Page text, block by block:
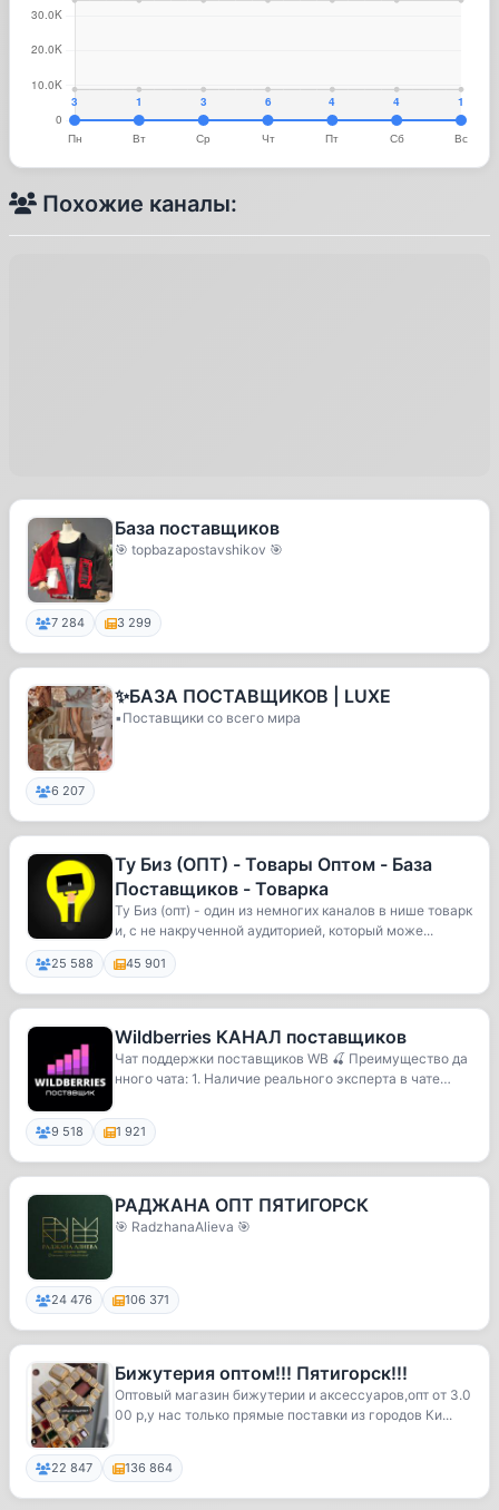
Похожие каналы:
База поставщиков
🎯 topbazapostavshikov 🎯
7 284 3 299
✨БАЗА ПОСТАВЩИКОВ | LUXE
▪️Поставщики со всего мира
6 207
Ту Биз (ОПТ) - Товары Оптом - База
Поставщиков - Товарка
Ту Биз (опт) - один из немногих каналов в нише товарк
и, с не накрученной аудиторией, который може...
25 588 45 901
Wildberries КАНАЛ поставщиков
Чат поддержки поставщиков WB 🍒 Преимущество да
нного чата: 1. Наличие реального эксперта в чате
9 518 1 921
РАДЖАНА ОПТ ПЯТИГОРСК
🎯 RadzhanaAlieva 🎯
24 476 106 371
Бижутерия оптом!!! Пятигорск!!!
Оптовый магазин бижутерии и аксессуаров,опт от 3.0
00 р,у нас только прямые поставки из городов Ки...
22 847 136 864